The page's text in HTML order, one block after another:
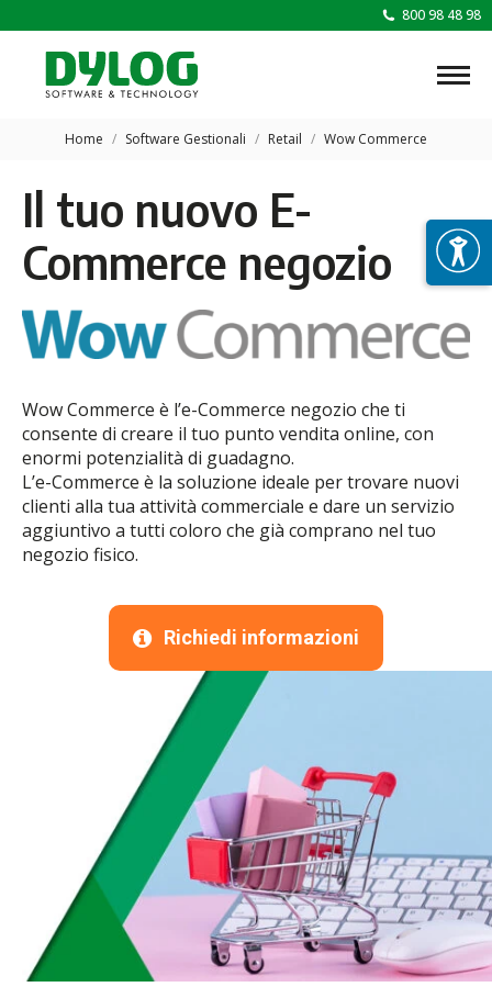
800 98 48 98
Tu sei qui:
Home Software Gestionali Retail Wow Commerce
Il tuo nuovo E-
Commerce negozio
Wow Commerce è l’e-Commerce negozio che ti
consente di creare il tuo punto vendita online, con
enormi potenzialità di guadagno.
L’e-Commerce è la soluzione ideale per trovare nuovi
clienti alla tua attività commerciale e dare un servizio
aggiuntivo a tutti coloro che già comprano nel tuo
negozio fisico.
Richiedi informazioni